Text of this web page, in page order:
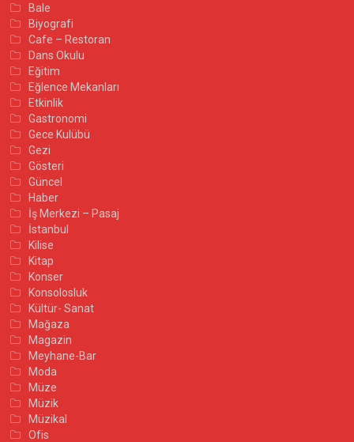
Bale
Biyografi
Cafe – Restoran
Dans Okulu
Eğitim
Eğlence Mekanları
Etkinlik
Gastronomi
Gece Kulübü
Gezi
Gösteri
Güncel
Haber
İş Merkezi – Pasaj
İstanbul
Kilise
Kitap
Konser
Konsolosluk
Kültür- Sanat
Mağaza
Magazin
Meyhane-Bar
Moda
Müze
Müzik
Müzikal
Ofis